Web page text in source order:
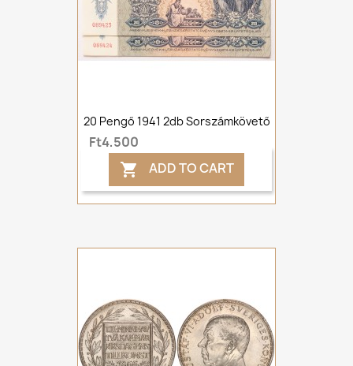
20 Pengő 1941 2db Sorszámkövető
Ft4,500
 ADD TO CART